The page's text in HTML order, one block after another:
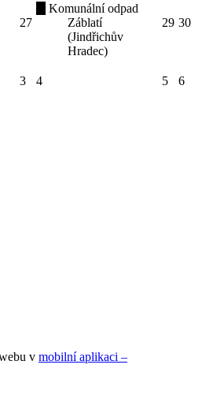
27
Komunální odpad
Záblatí
(Jindřichův
Hradec)
29 30
3 4 5
6
v mobilní aplikaci –